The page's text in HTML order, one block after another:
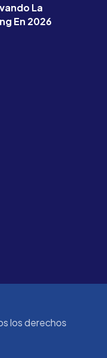
La
En 2026
los derechos